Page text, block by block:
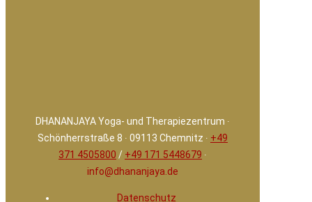
DHANANJAYA Yoga- und Therapiezentrum ∙
Schönherrstraße 8 ∙ 09113 Chemnitz ∙ +49
371 4505800 / +49 171 5448679 ∙
info@dhananjaya.de
Datenschutz